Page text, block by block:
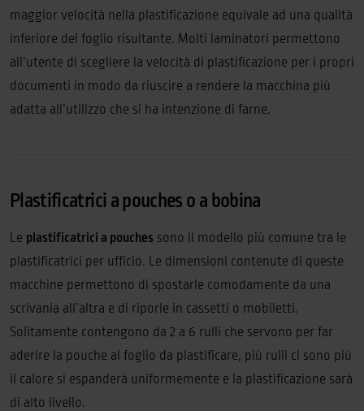
maggior velocità nella plastificazione equivale ad una qualità
inferiore del foglio risultante. Molti laminatori permettono
all’utente di scegliere la velocità di plastificazione per i propri
documenti in modo da riuscire a rendere la macchina più
adatta all’utilizzo che si ha intenzione di farne.
Plastificatrici a pouches o a bobina
Le plastificatrici a pouches sono il modello più comune tra le
plastificatrici per ufficio. Le dimensioni contenute di queste
macchine permettono di spostarle comodamente da una
scrivania all’altra e di riporle in cassetti o mobiletti.
Solitamente contengono da 2 a 6 rulli che servono per far
aderire la pouche al foglio da plastificare, più rulli ci sono più
il calore si espanderà uniformemente e la plastificazione sarà
di alto livello.